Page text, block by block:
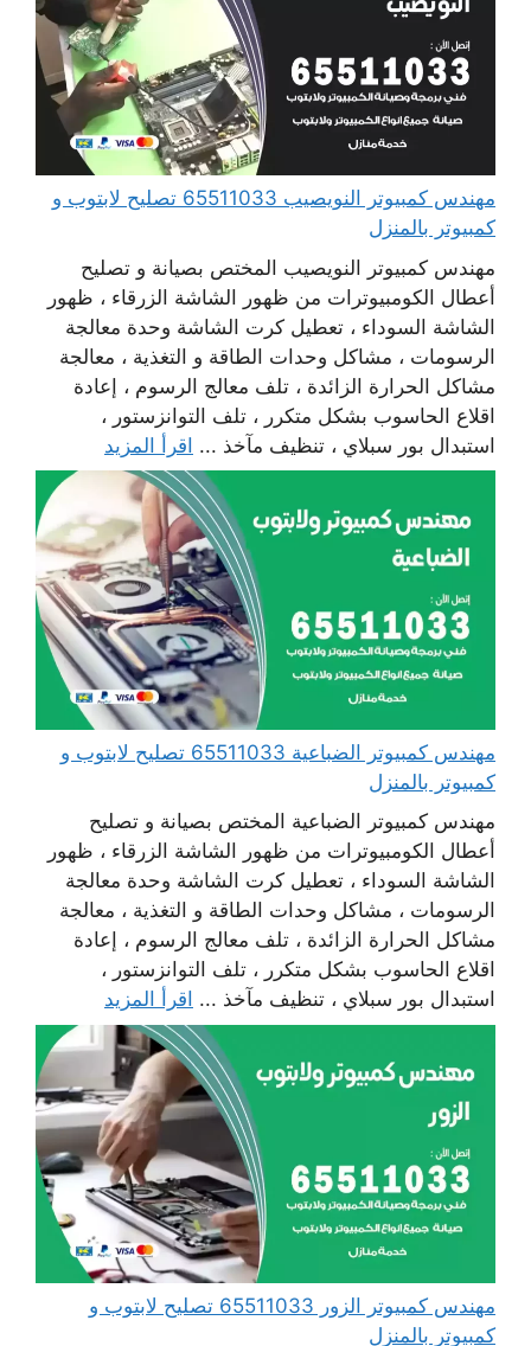
مهندس كمبيوتر النويصيب 65511033 تصليح لابتوب و
كمبيوتر بالمنزل
مهندس كمبيوتر النويصيب المختص بصيانة و تصليح
أعطال الكومبيوترات من ظهور الشاشة الزرقاء ، ظهور
الشاشة السوداء ، تعطيل كرت الشاشة وحدة معالجة
الرسومات ، مشاكل وحدات الطاقة و التغذية ، معالجة
مشاكل الحرارة الزائدة ، تلف معالج الرسوم ، إعادة
اقلاع الحاسوب بشكل متكرر ، تلف التوانزستور ،
استبدال بور سبلاي ، تنظيف مآخذ ... اقرأ المزيد
مهندس كمبيوتر الضباعية 65511033 تصليح لابتوب و
كمبيوتر بالمنزل
مهندس كمبيوتر الضباعية المختص بصيانة و تصليح
أعطال الكومبيوترات من ظهور الشاشة الزرقاء ، ظهور
الشاشة السوداء ، تعطيل كرت الشاشة وحدة معالجة
الرسومات ، مشاكل وحدات الطاقة و التغذية ، معالجة
مشاكل الحرارة الزائدة ، تلف معالج الرسوم ، إعادة
اقلاع الحاسوب بشكل متكرر ، تلف التوانزستور ،
استبدال بور سبلاي ، تنظيف مآخذ ... اقرأ المزيد
مهندس كمبيوتر الزور 65511033 تصليح لابتوب و
كمبيوتر بالمنزل